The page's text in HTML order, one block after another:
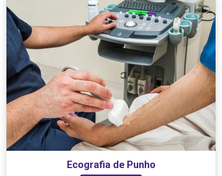
Ecografia de Punho